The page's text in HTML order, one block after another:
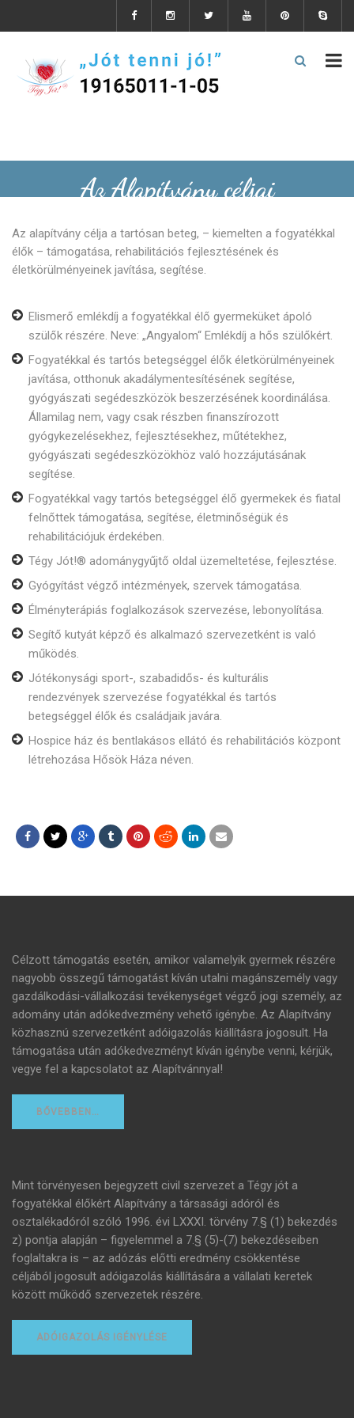
Az Alapítvány céljai
Az alapítvány célja a tartósan beteg, – kiemelten a fogyatékkal
élők – támogatása, rehabilitációs fejlesztésének és
életkörülményeinek javítása, segítése.
Elismerő emlékdíj a fogyatékkal élő gyermeküket ápoló
szülők részére. Neve: „Angyalom“ Emlékdíj a hős szülőkért.
Fogyatékkal és tartós betegséggel élők életkörülményeinek
javítása, otthonuk akadálymentesítésének segítése,
gyógyászati segédeszközök beszerzésének koordinálása.
Államilag nem, vagy csak részben finanszírozott
gyógykezelésekhez, fejlesztésekhez, műtétekhez,
gyógyászati segédeszközökhöz való hozzájutásának
segítése.
Fogyatékkal vagy tartós betegséggel élő gyermekek és fiatal
felnőttek támogatása, segítése, életminőségük és
rehabilitációjuk érdekében.
Tégy Jót!® adománygyűjtő oldal üzemeltetése, fejlesztése.
Gyógyítást végző intézmények, szervek támogatása.
Élményterápiás foglalkozások szervezése, lebonyolítása.
Segítő kutyát képző és alkalmazó szervezetként is való
működés.
Jótékonysági sport-, szabadidős- és kulturális
rendezvények szervezése fogyatékkal és tartós
betegséggel élők és családjaik javára.
Hospice ház és bentlakásos ellátó és rehabilitációs központ
létrehozása Hősök Háza néven.
Célzott támogatás esetén, amikor valamelyik gyermek részére
nagyobb összegű támogatást kíván utalni magánszemély vagy
gazdálkodási-vállalkozási tevékenységet végző jogi személy, az
adomány után adókedvezmény vehető igénybe. Az Alapítvány
közhasznú szervezetként adóigazolás kiállításra jogosult. Ha
támogatása után adókedvezményt kíván igénybe venni, kérjük,
vegye fel a kapcsolatot az Alapítvánnyal!
BŐVEBBEN…
Mint törvényesen bejegyzett civil szervezet a Tégy jót a
fogyatékkal élőkért Alapítvány a társasági adóról és
osztalékadóról szóló 1996. évi LXXXI. törvény 7.§ (1) bekezdés
z) pontja alapján – figyelemmel a 7.§ (5)-(7) bekezdéseiben
foglaltakra is – az adózás előtti eredmény csökkentése
céljából jogosult adóigazolás kiállítására a vállalati keretek
között működő szervezetek részére.
ADÓIGAZOLÁS IGÉNYLÉSE